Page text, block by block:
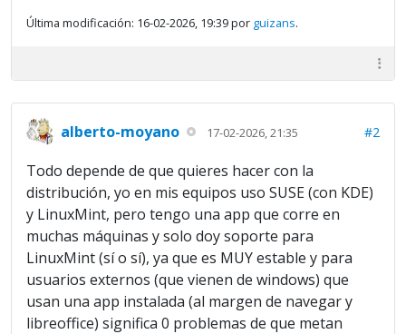
Última modificación: 16-02-2026, 19:39 por guizans.
alberto-moyano 17-02-2026, 21:35 #2
Todo depende de que quieres hacer con la
distribución, yo en mis equipos uso SUSE (con KDE)
y LinuxMint, pero tengo una app que corre en
muchas máquinas y solo doy soporte para
LinuxMint (sí o sí), ya que es MUY estable y para
usuarios externos (que vienen de windows) que
usan una app instalada (al margen de navegar y
libreoffice) significa 0 problemas de que metan